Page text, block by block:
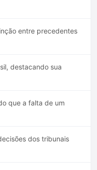
entre precedentes
destacando sua
que a falta de um
dos tribunais